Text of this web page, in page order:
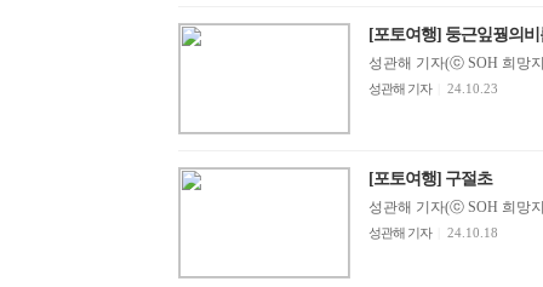
[포토여행] 둥근잎꿩의비
성관해 기자(ⓒ SOH 희망
성관해 기자 24.10.23
[포토여행] 구절초
성관해 기자(ⓒ SOH 희망
성관해 기자 24.10.18